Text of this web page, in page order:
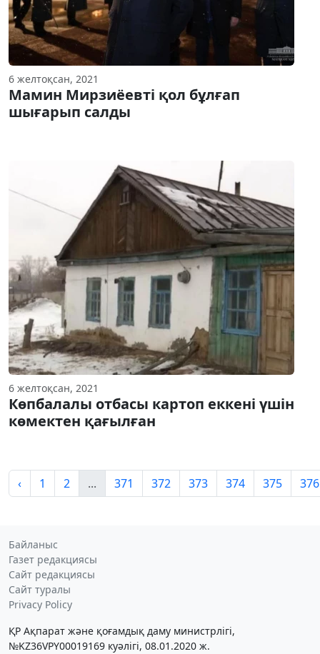
6 желтоқсан, 2021
Мамин Мирзиёевті қол бұлғап
шығарып салды
6 желтоқсан, 2021
Көпбалалы отбасы картоп еккені үшін
көмектен қағылған
‹ 1 2 ... 371 372 373 374 375 376
Байланыс
Газет редакциясы
Сайт редакциясы
Сайт туралы
Privacy Policy
ҚР Ақпарат және қоғамдық даму министрлігі,
№KZ36VPY00019169 куәлігі, 08.01.2020 ж.